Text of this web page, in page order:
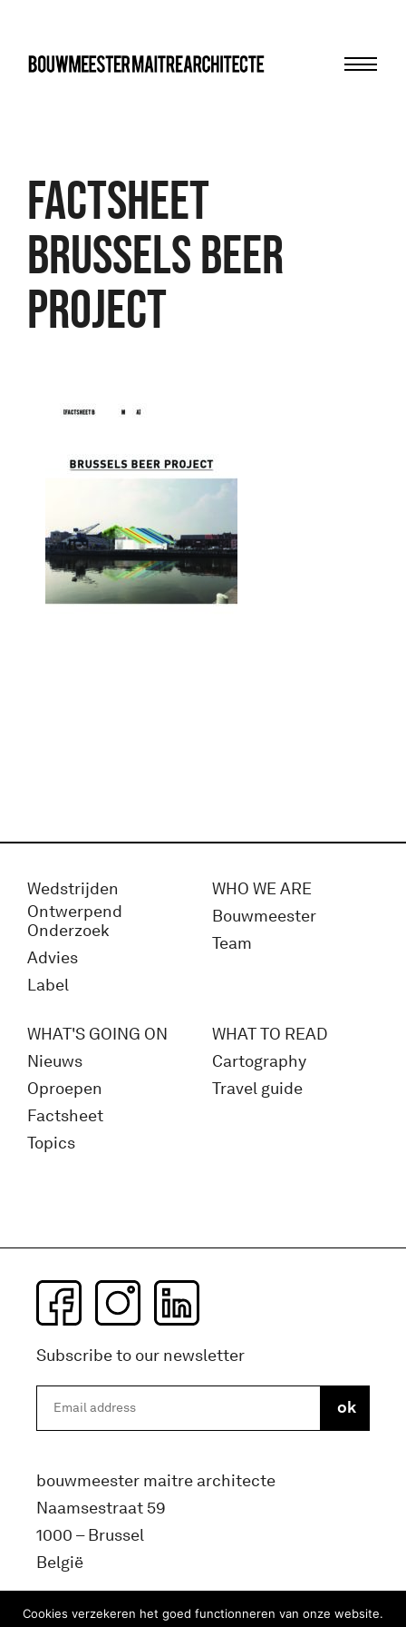
FACTSHEET
BRUSSELS BEER
PROJECT
Wedstrijden
Ontwerpend
Onderzoek
Advies
Label
WHO WE ARE
Bouwmeester
Team
WHAT'S GOING ON
Nieuws
Oproepen
Factsheet
Topics
WHAT TO READ
Cartography
Travel guide
Subscribe to our newsletter
bouwmeester maitre architecte
Naamsestraat 59
1000 – Brussel
België
info@bma.brussels
Cookies verzekeren het goed functionneren van onze website.